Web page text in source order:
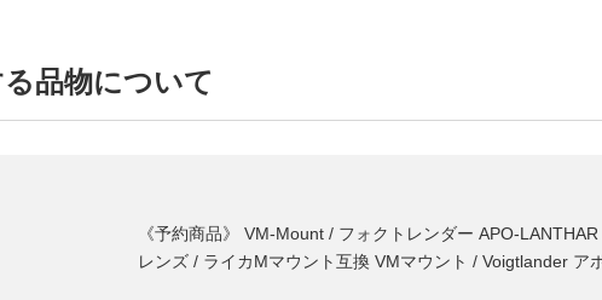
品物について
《予約商品》 VM-Mount / フォクトレンダー APO-
レンズ / ライカMマウント互換 VMマウント / Voigtlander ア